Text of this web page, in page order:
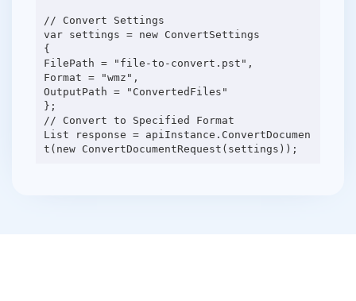
// Convert Settings
var settings = new ConvertSettings
{
FilePath = "file-to-convert.pst",
Format = "wmz",
OutputPath = "ConvertedFiles"
};
// Convert to Specified Format
List response = apiInstance.ConvertDocumen